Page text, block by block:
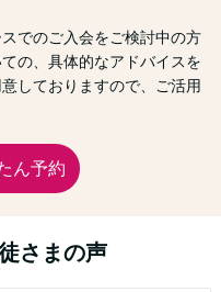
でのご入会をご検討中の方
の、具体的なアドバイスを
しておりますので、ご活用
ん予約
さまの声